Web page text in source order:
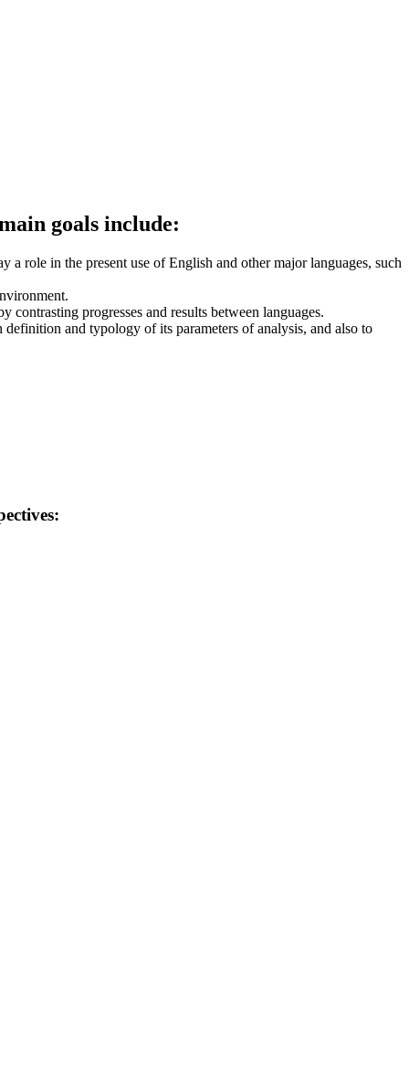
goals include:
role in the present use of English and other major languages, such
progresses and results between languages.
and typology of its parameters of analysis, and also to